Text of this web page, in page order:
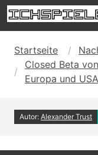
Startseite
Closed Beta
Europa und
Autor: Alexander Trust